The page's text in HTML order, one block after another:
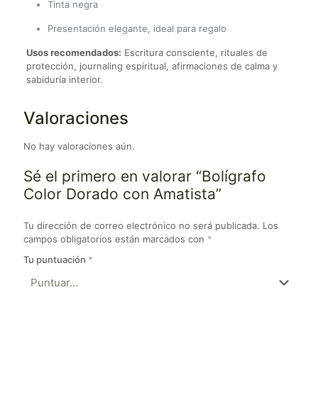
Tinta negra
Presentación elegante, ideal para regalo
Usos recomendados: Escritura consciente, rituales de
protección, journaling espiritual, afirmaciones de calma y
sabiduría interior.
Valoraciones
No hay valoraciones aún.
Sé el primero en valorar “Bolígrafo
Color Dorado con Amatista”
Tu dirección de correo electrónico no será publicada. Los
campos obligatorios están marcados con *
Tu puntuación *